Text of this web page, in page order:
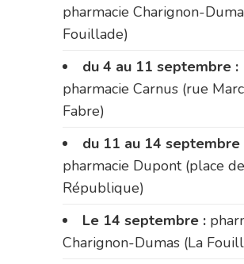
pharmacie Charignon-
Fouillade)
du 4 au 11 septembre :
pharmacie Carnus (rue
Fabre)
du 11 au 14 septembre
pharmacie Dupont (place
République)
Le 14 septembre :
Charignon-Dumas (La